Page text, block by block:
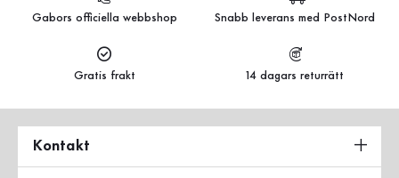
Gabors officiella webbshop Snabb leverans med PostNord
Gratis frakt 14 dagars returrätt
Kontakt